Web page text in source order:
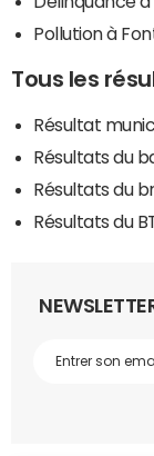
Pollution à
Tous les
Résultat
Résultats du
Résultats du
Résultats du